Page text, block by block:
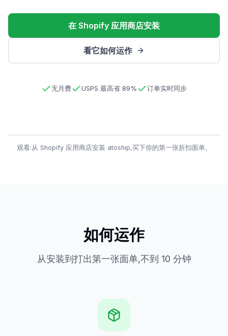
在 Shopify 应用商店安装
看它如何运作
无月费 USPS 最高省 89% 订单实时同步
观看:从 Shopify 应用商店安装 atoship,买下你的第一张折扣面单。
如何运作
从安装到打出第一张面单,不到 10 分钟